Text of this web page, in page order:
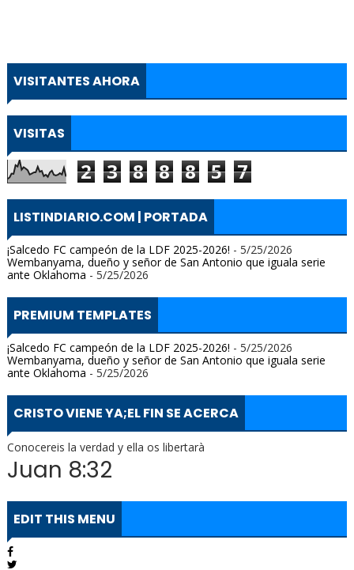
VISITANTES AHORA
VISITAS
2 3 8 8 8 5 7
LISTINDIARIO.COM | PORTADA
¡Salcedo FC campeón de la LDF 2025-2026! - 5/25/2026
Wembanyama, dueño y señor de San Antonio que iguala serie
ante Oklahoma - 5/25/2026
PREMIUM TEMPLATES
¡Salcedo FC campeón de la LDF 2025-2026! - 5/25/2026
Wembanyama, dueño y señor de San Antonio que iguala serie
ante Oklahoma - 5/25/2026
CRISTO VIENE YA;EL FIN SE ACERCA
Conocereis la verdad y ella os libertarà
Juan 8:32
EDIT THIS MENU